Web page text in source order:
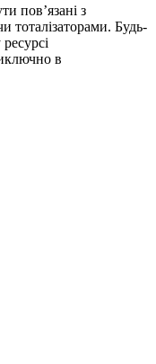
пов’язані з
тоталізаторами. Будь-
в